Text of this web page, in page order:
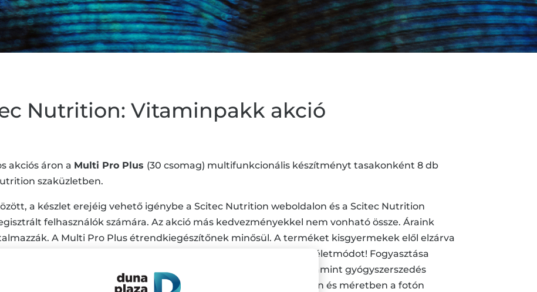
Nutrition: Vitaminpakk akció
akciós áron a Multi Pro Plus (30 csomag) multifunkcionális készítményt tasakonként 8 db
szaküzletben.
a készlet erejéig vehető igénybe a Scitec Nutrition weboldalon és a Scitec Nutrition
felhasználók számára. Az akció más kedvezményekkel nem vonható össze. Áraink
A Multi Pro Plus étrendkiegészítőnek minősül. A terméket kisgyermekek elől elzárva
a kiegyensúlyozott, változatos étrendet és az egészséges életmódot! Fogyasztása
számára nem ajánlott. Nem ajánlott ismert alapbetegség, valamint gyógyszerszedés
ne lépje túl! A termékek csomagolásban, színben, ízben és méretben a fotón